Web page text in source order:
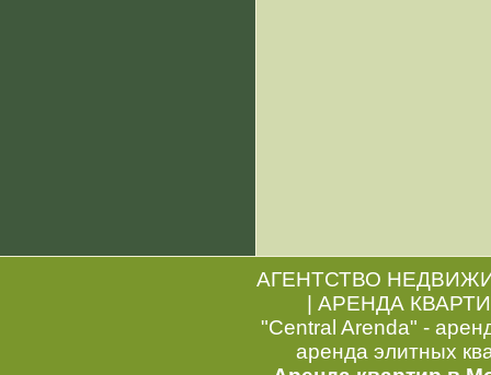
АГЕНТСТВО
|АРЕНДА
"Central Arenda" -
аренда элитных